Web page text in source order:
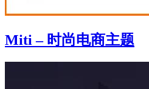
Miti – 时尚电商主题